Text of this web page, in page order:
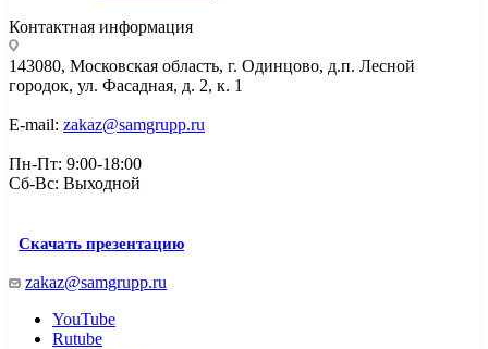
Контактная информация
143080, Mосковская область, г. Одинцово, д.п. Лесной
городок, ул. Фасадная, д. 2, к. 1
E-mail: zakaz@samgrupp.ru
Пн-Пт: 9:00-18:00
Сб-Вс: Выходной
Скачать презентацию
zakaz@samgrupp.ru
YouTube
Rutube